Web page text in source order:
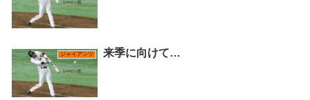
ジャイアンツ 来季に向けて…